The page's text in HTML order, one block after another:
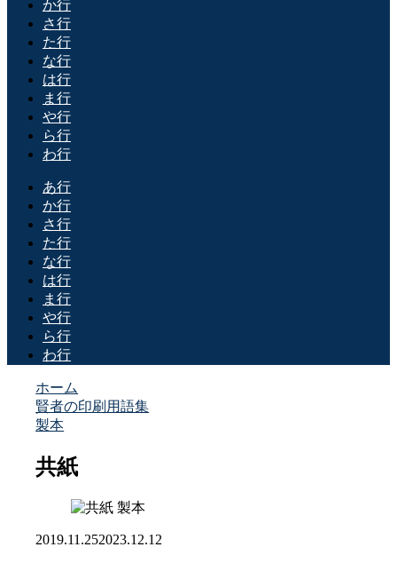
か行
さ行
た行
な行
は行
ま行
や行
ら行
わ行
あ行
か行
さ行
た行
な行
は行
ま行
や行
ら行
わ行
ホーム
賢者の印刷用語集
製本
共紙
製本
2019.11.252023.12.12